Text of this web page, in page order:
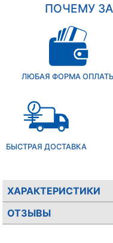
ПОЧЕМУ
ЛЮБАЯ ФОРМА
БЫСТРАЯ ДОСТАВКА
ХАРАКТЕРИСТИКИ
ОТЗЫВЫ